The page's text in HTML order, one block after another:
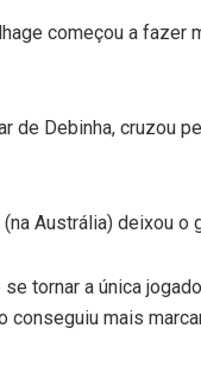
começou a
de Debinha, cruzou
Austrália) deixou o
tornar a única
conseguiu mais